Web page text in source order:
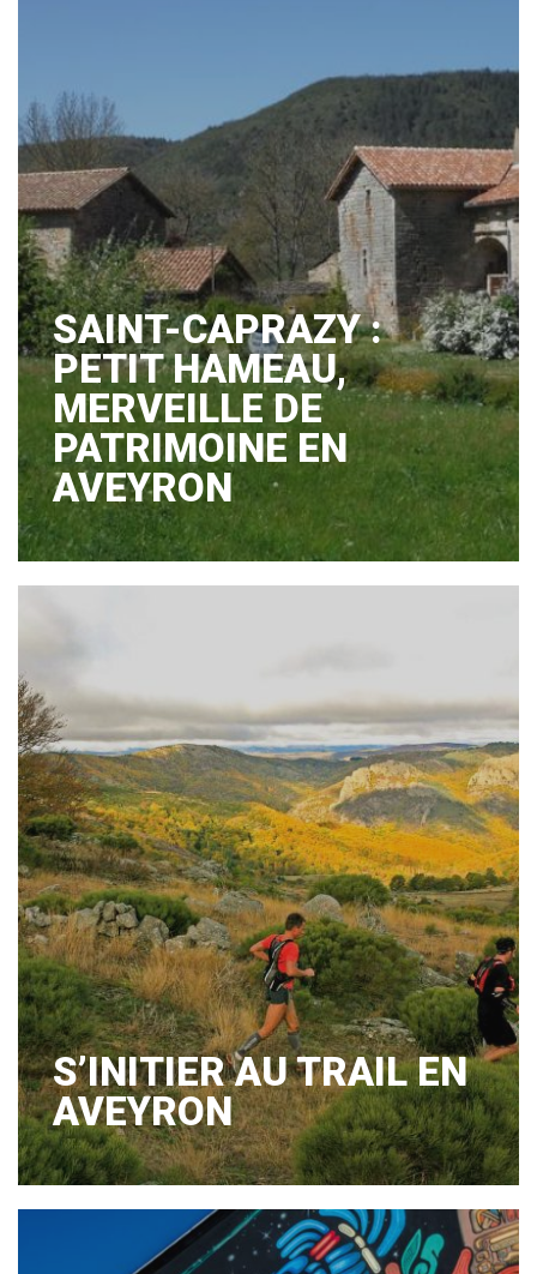
SAINT-CAPRAZY :
PETIT HAMEAU,
MERVEILLE DE
PATRIMOINE EN
AVEYRON
S’INITIER AU TRAIL EN
AVEYRON